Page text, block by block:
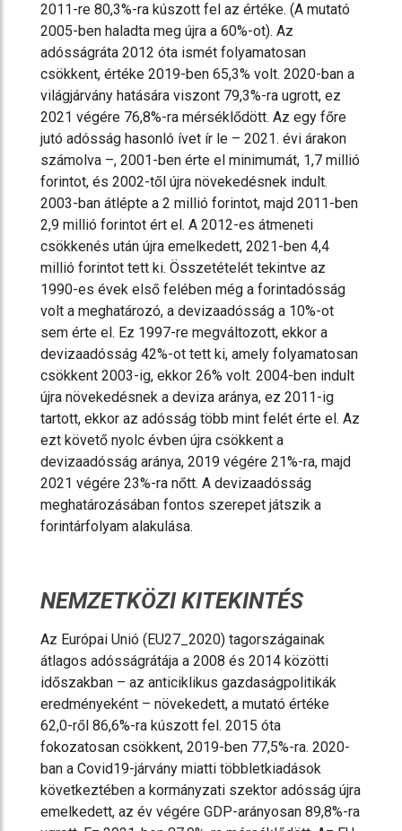
2011-re 80,3%-ra kúszott fel az értéke. (A mutató
2005-ben haladta meg újra a 60%-ot). Az
adósságráta 2012 óta ismét folyamatosan
csökkent, értéke 2019-ben 65,3% volt. 2020-ban a
világjárvány hatására viszont 79,3%-ra ugrott, ez
2021 végére 76,8%-ra mérséklődött. Az egy főre
jutó adósság hasonló ívet ír le – 2021. évi árakon
számolva –, 2001-ben érte el minimumát, 1,7 millió
forintot, és 2002-től újra növekedésnek indult.
2003-ban átlépte a 2 millió forintot, majd 2011-ben
2,9 millió forintot ért el. A 2012-es átmeneti
csökkenés után újra emelkedett, 2021-ben 4,4
millió forintot tett ki. Összetételét tekintve az
1990-es évek első felében még a forintadósság
volt a meghatározó, a devizaadósság a 10%-ot
sem érte el. Ez 1997-re megváltozott, ekkor a
devizaadósság 42%-ot tett ki, amely folyamatosan
csökkent 2003-ig, ekkor 26% volt. 2004-ben indult
újra növekedésnek a deviza aránya, ez 2011-ig
tartott, ekkor az adósság több mint felét érte el. Az
ezt követő nyolc évben újra csökkent a
devizaadósság aránya, 2019 végére 21%-ra, majd
2021 végére 23%-ra nőtt. A devizaadósság
meghatározásában fontos szerepet játszik a
forintárfolyam alakulása.
NEMZETKÖZI KITEKINTÉS
Az Európai Unió (EU27_2020) tagországainak
átlagos adósságrátája a 2008 és 2014 közötti
időszakban – az anticiklikus gazdaságpolitikák
eredményeként – növekedett, a mutató értéke
62,0-ről 86,6%-ra kúszott fel. 2015 óta
fokozatosan csökkent, 2019-ben 77,5%-ra. 2020-
ban a Covid19-járvány miatti többletkiadások
következtében a kormányzati szektor adósság újra
emelkedett, az év végére GDP-arányosan 89,8%-ra